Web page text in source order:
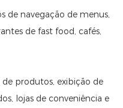
de navegação de menus,
de fast food, cafés,
produtos, exibição de
lojas de conveniência e